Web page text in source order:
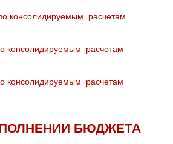
консолидируемым расчетам
консолидируемым расчетам
консолидируемым расчетам
БЮДЖЕТА